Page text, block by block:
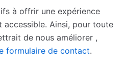
à offrir une expérience
Ainsi, pour toute
de nous améliorer ,
formulaire de contact.